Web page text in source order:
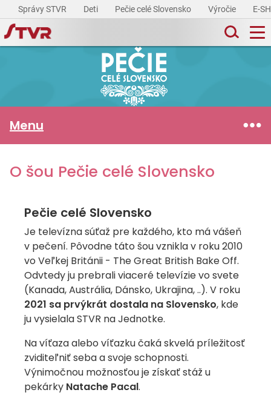
Správy STVR Deti Pečie celé Slovensko Výročie E-
Menu
O šou Pečie celé Slovensko
Pečie celé Slovensko
Je televízna súťaž pre každého, kto má vášeň
v pečení. Pôvodne táto šou vznikla v roku 2010
vo Veľkej Británii - The Great British Bake Off.
Odvtedy ju prebrali viaceré televízie vo svete
(Kanada, Austrália, Dánsko, Ukrajina, ..). V roku
2021 sa prvýkrát dostala na Slovensko, kde
ju vysielala STVR na Jednotke.
Na víťaza alebo víťazku čaká skvelá príležitosť
zviditeľniť seba a svoje schopnosti.
Výnimočnou možnosťou je získať stáž u
pekárky Natache Pacal.